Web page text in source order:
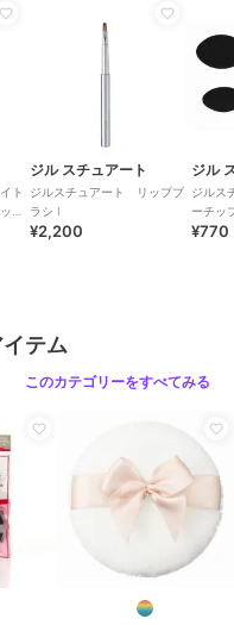
ト
ド
ジル スチュアート
ジルスチュアート リップブ
ラシ I
¥2,200
ジル
ジルス
ーチッ
¥770
テム
このカテゴリーをすべてみる